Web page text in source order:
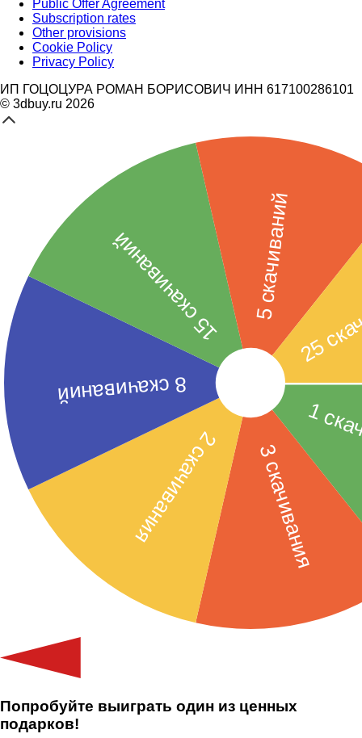
Public Offer Agreement
Subscription rates
Other provisions
Cookie Policy
Privacy Policy
ИП ГОЦОЦУРА РОМАН БОРИСОВИЧ ИНН 617100286101
© 3dbuy.ru 2026
Попробуйте выиграть один из ценных
подарков!